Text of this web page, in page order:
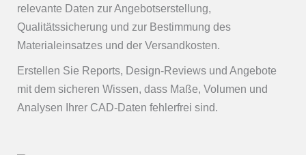
relevante Daten zur Angebotserstellung,
Qualitätssicherung und zur Bestimmung des
Materialeinsatzes und der Versandkosten.
Erstellen Sie Reports, Design-Reviews und Angebote
mit dem sicheren Wissen, dass Maße, Volumen und
Analysen Ihrer CAD-Daten fehlerfrei sind.